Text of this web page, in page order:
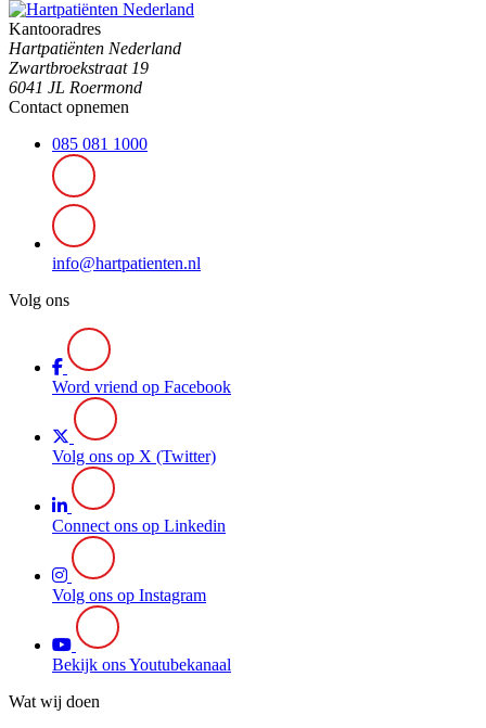
Kantooradres
Hartpatiënten Nederland
Zwartbroekstraat 19
6041 JL Roermond
Contact opnemen
085 081 1000
info@hartpatienten.nl
Volg ons
Word vriend op Facebook
Volg ons op X (Twitter)
Connect ons op Linkedin
Volg ons op Instagram
Bekijk ons Youtubekanaal
Wat wij doen